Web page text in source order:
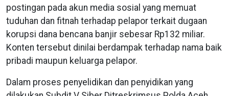
postingan pada akun media sosial yang memuat
tuduhan dan fitnah terhadap pelapor terkait dugaan
korupsi dana bencana banjir sebesar Rp132 miliar.
Konten tersebut dinilai berdampak terhadap nama baik
pribadi maupun keluarga pelapor.
Dalam proses penyelidikan dan penyidikan yang